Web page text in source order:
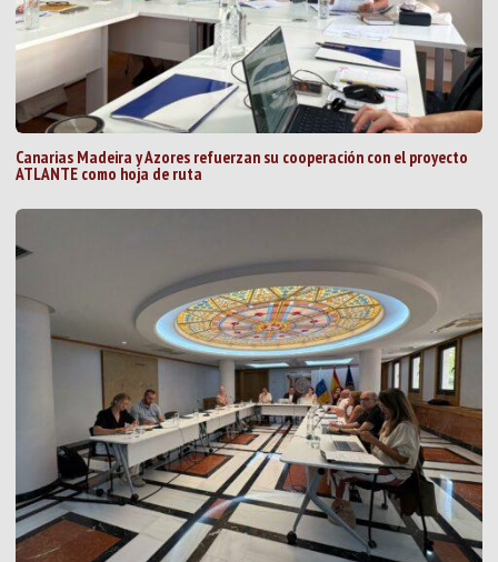
Canarias Madeira y Azores refuerzan su cooperación con el proyecto
ATLANTE como hoja de ruta